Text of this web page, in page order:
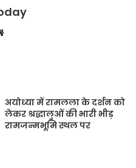
t
e
अयोध्या में रामलला के दर्शन को
लेकर श्रद्धालुओं की भारी भीड़
रामजन्मभूमि स्थल पर